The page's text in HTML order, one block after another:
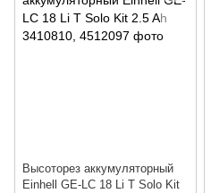
Высоторез аккумуляторный
Einhell GE-LC 18 Li T Solo Kit